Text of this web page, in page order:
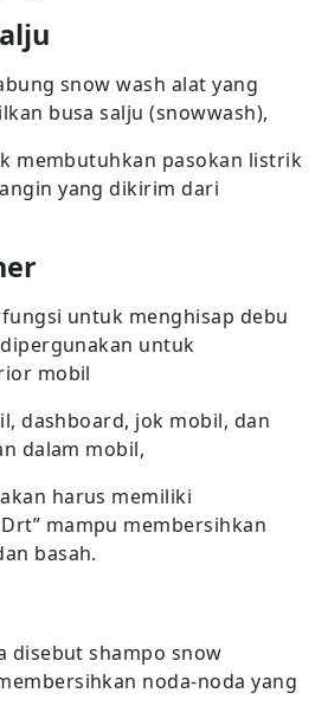
snow wash alat yang
busa salju (snowwash),
membutuhkan pasokan listrik
yang dikirim dari
untuk menghisap debu
untuk
mobil
dashboard, jok mobil, dan
dalam mobil,
harus memiliki
mampu membersihkan
basah.
disebut shampo snow
noda-noda yang